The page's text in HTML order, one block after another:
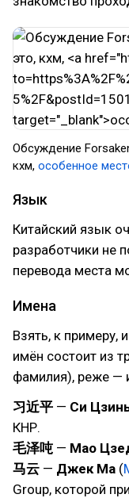
Обсуждение
кхм, особенное
Язык
Китайский язык
разработчики не
перевода места
Имена
Взять, к примеру,
имён состоит из
фамилия), реже —
习近平 — Си
КНР.
毛泽吨 — Мао
马云 — Джек Ма (
Group, которой